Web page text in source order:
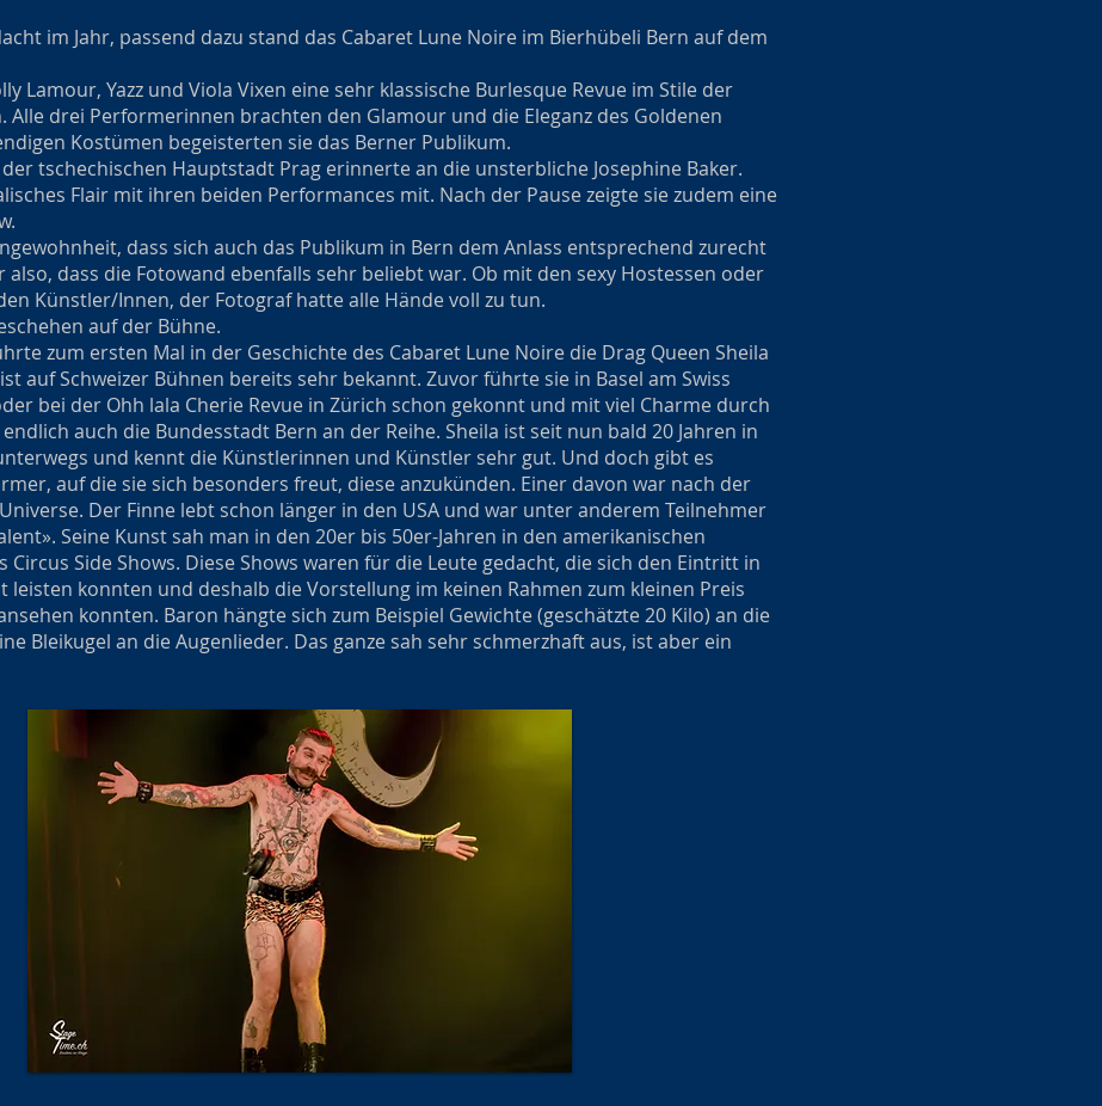
im Jahr, passend dazu stand das Cabaret Lune Noire im Bierhübeli Bern auf dem
Lamour, Yazz und Viola Vixen eine sehr klassische Burlesque Revue im Stile der
Alle drei Performerinnen brachten den Glamour und die Eleganz des Goldenen
Kostümen begeisterten sie das Berner Publikum.
der tschechischen Hauptstadt Prag erinnerte an die unsterbliche Josephine Baker.
Flair mit ihren beiden Performances mit. Nach der Pause zeigte sie zudem eine
dass sich auch das Publikum in Bern dem Anlass entsprechend zurecht
also, dass die Fotowand ebenfalls sehr beliebt war. Ob mit den sexy Hostessen oder
Künstler/Innen, der Fotograf hatte alle Hände voll zu tun.
auf der Bühne.
zum ersten Mal in der Geschichte des Cabaret Lune Noire die Drag Queen Sheila
auf Schweizer Bühnen bereits sehr bekannt. Zuvor führte sie in Basel am Swiss
bei der Ohh lala Cherie Revue in Zürich schon gekonnt und mit viel Charme durch
auch die Bundesstadt Bern an der Reihe. Sheila ist seit nun bald 20 Jahren in
und kennt die Künstlerinnen und Künstler sehr gut. Und doch gibt es
auf die sie sich besonders freut, diese anzukünden. Einer davon war nach der
Der Finne lebt schon länger in den USA und war unter anderem Teilnehmer
Seine Kunst sah man in den 20er bis 50er-Jahren in den amerikanischen
Circus Side Shows. Diese Shows waren für die Leute gedacht, die sich den Eintritt in
leisten konnten und deshalb die Vorstellung im keinen Rahmen zum kleinen Preis
konnten. Baron hängte sich zum Beispiel Gewichte (geschätzte 20 Kilo) an die
Bleikugel an die Augenlieder. Das ganze sah sehr schmerzhaft aus, ist aber ein